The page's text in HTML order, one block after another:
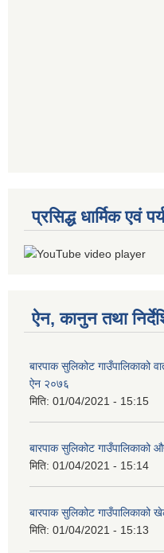
प्रसिद्ध धार्मिक एवं
ऐन, कानुन तथा
बारपाक सुलिकोट गाउँपालिकाको
ऐन २०७६
मिति: 01/04/2021 - 15:15
बारपाक सुलिकोट गाउँपालिकाको
मिति: 01/04/2021 - 15:14
बारपाक सुलिकोट
मिति: 01/04/2021 - 15:13